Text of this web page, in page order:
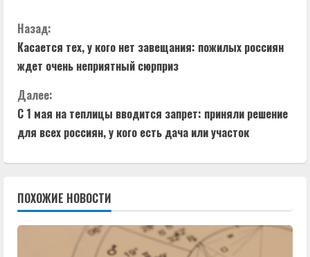
П
р
о
д
о
ж
и
Назад:
Касается тех, у кого нет завещания: пожилых россиян
ждет очень неприятный сюрприз
Далее:
С 1 мая на теплицы вводится запрет: приняли решение
для всех россиян, у кого есть дача или участок
ПОХОЖИЕ НОВОСТИ